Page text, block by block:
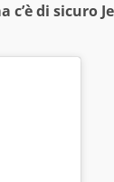
di sicuro